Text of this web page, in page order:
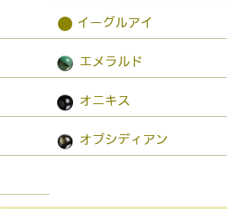
● イーグルアイ
エメラルド
オニキス
オブシディアン